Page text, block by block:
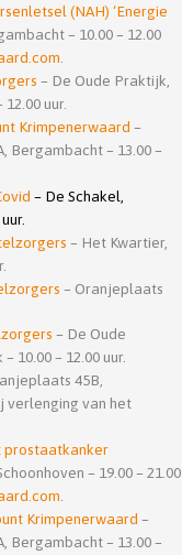
(NAH) ‘Energie
– 10.00 – 12.00
– De Oude Praktijk,
uur.
Krimpenerwaard –
Bergambacht – 13.00 –
– De Schakel,
– Het Kwartier,
– Oranjeplaats
– De Oude
10.00 – 12.00 uur.
45B,
verlenging van het
prostaatkanker
– 19.00 – 21.00
Krimpenerwaard –
Bergambacht – 13.00 –